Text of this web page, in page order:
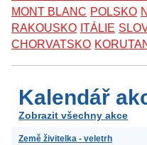
MONT BLANC POLSKO
RAKOUSKO ITÁLIE
CHORVATSKO
Kalendář
Zobrazit všechny akce
Země živitelka - veletrh